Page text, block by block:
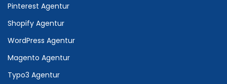
Pinterest Agentur
Shopify Agentur
WordPress Agentur
Magento Agentur
Typo3 Agentur